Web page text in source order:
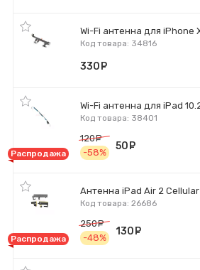
Wi-Fi антенна для iPhone
Код товара: 34816
330
Wi-Fi антенна для iPad
Код товара: 38401
Распродажа
120
руб.
-58%
50
Антенна iPad Air 2
Код товара: 26686
Распродажа
250
-48%
130